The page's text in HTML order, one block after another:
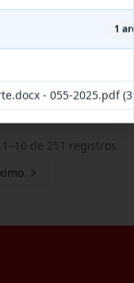
pavimentação
1 –10 de 251 registros
1
- 055-2025.pdf